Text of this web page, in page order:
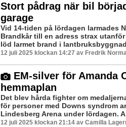
Stort pådrag när bil
garage
Vid 14-tiden på lördagen larmades
Brandkår till en adress strax
löd larmet brand i
12 juli 2025 klockan 14:27 av Fredrik
EM-silver för Amanda
hemmaplan
Det blev hårda fighter om
för personer med Downs syndrom
Lindesberg Arena under lördagen.
12 juli 2025 klockan 21:14 av Camilla